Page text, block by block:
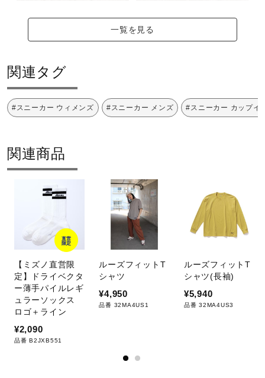
02：ブラウン×グレー×ベージュ
底材：合成底
ベトナム製
約330g（27.0cm片方）
インソール
カップインソール（取り外し可）
シューズ幅
2E（ノーマル）相当の方向け
一覧を見る
関連タグ
#スニーカー ウィメンズ #スニーカー メンズ #スニーカー カップイ
関連商品
直営
限定
【ミズノ直営限
定】ドライベクタ
ー薄手パイルレギ
ュラーソックス
ロゴ＋ライン
¥2,090
品番 B2JXB551
ルーズフィットT
シャツ
¥4,950
品番 32MA4US1
ルーズフィットT
シャツ(長袖)
¥5,940
品番 32MA4US3